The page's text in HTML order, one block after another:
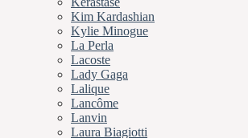
Kim Kardashian
Kylie Minogue
La Perla
Lacoste
Lady Gaga
Lalique
Lancôme
Lanvin
Laura Biagiotti